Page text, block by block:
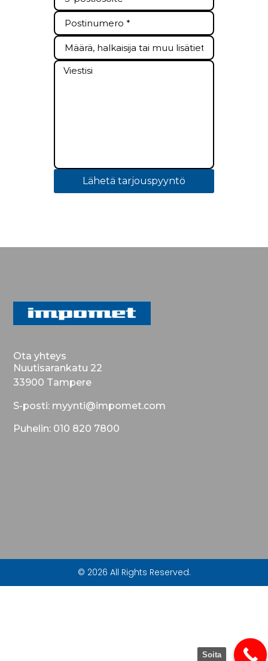
Lähetä tarjouspyyntö
Ota yhteys
Nuutisarankatu 22
33900 Tampere
S-posti: myynti@impomet.com
Puhelin: 010 820 7800
© 2026 All Rights Reserved.
Soita